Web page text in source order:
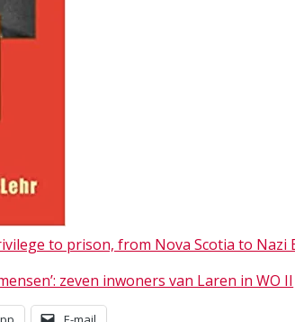
to prison, from Nova Scotia to Nazi
zeven inwoners van Laren in WO II